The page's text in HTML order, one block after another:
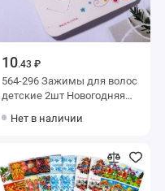
10.43 ₽
564-296 Зажимы для волос
детские 2шт Новогодняя
цвет красный, 5см
Нет в наличии